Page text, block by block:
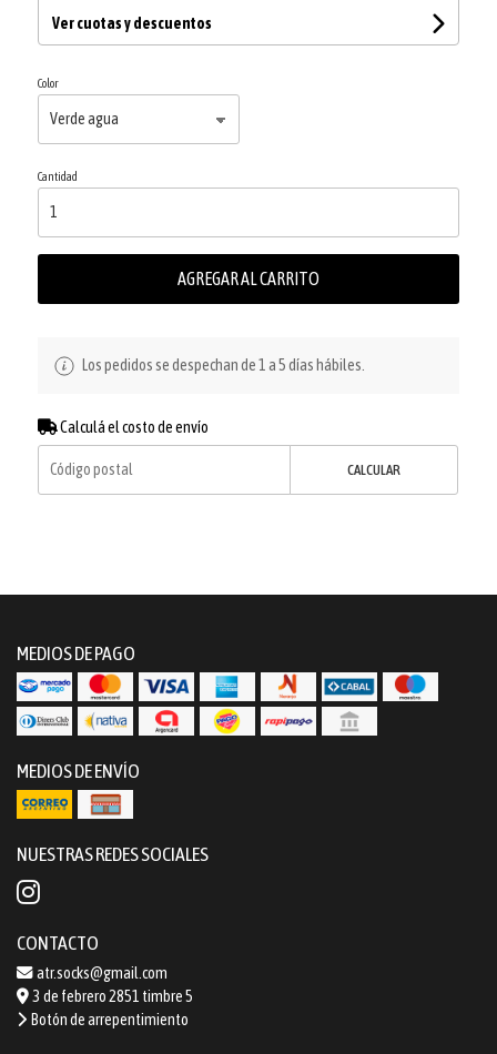
Ver cuotas y descuentos
Color
Cantidad
AGREGAR AL CARRITO
Los pedidos se despechan de 1 a 5 días hábiles.
Calculá el costo de envío
CALCULAR
MEDIOS DE PAGO
MEDIOS DE ENVÍO
NUESTRAS REDES SOCIALES
CONTACTO
atr.socks@gmail.com
3 de febrero 2851 timbre 5
Botón de arrepentimiento